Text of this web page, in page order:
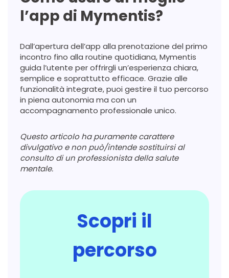
l’app di Mymentis?
Dall’apertura dell’app alla prenotazione del primo
incontro fino alla routine quotidiana, Mymentis
guida l’utente per offrirgli un’esperienza chiara,
semplice e soprattutto efficace. Grazie alle
funzionalità integrate, puoi gestire il tuo percorso
in piena autonomia ma con un
accompagnamento professionale unico.
Questo articolo ha puramente carattere
divulgativo e non può/intende sostituirsi al
consulto di un professionista della salute
mentale.
Scopri il
percorso